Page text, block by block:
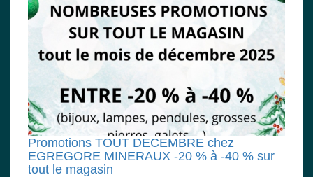
Promotions TOUT DECEMBRE chez
EGREGORE MINERAUX -20 % à -40 % sur
tout le magasin